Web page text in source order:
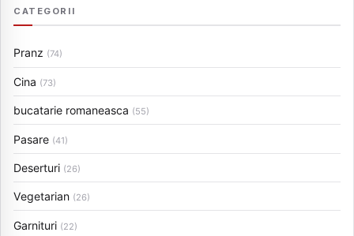
CATEGORII
Pranz (74)
Cina (73)
bucatarie romaneasca (55)
Pasare (41)
Deserturi (26)
Vegetarian (26)
Garnituri (22)